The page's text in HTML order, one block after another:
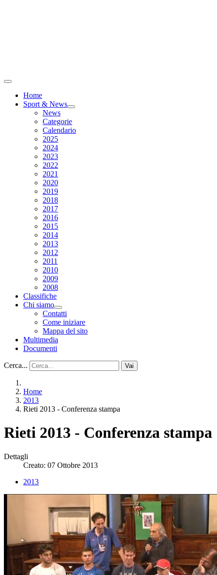
Home
Sport & News
News
Categorie
Calendario
2025
2024
2023
2022
2021
2020
2019
2018
2017
2016
2015
2014
2013
2012
2011
2010
2009
2008
Classifiche
Chi siamo
Contatti
Come iniziare
Mappa del sito
Multimedia
Documenti
Cerca... Vai
Home
2013
Rieti 2013 - Conferenza stampa
Rieti 2013 - Conferenza stampa
Dettagli
Creato: 07 Ottobre 2013
2013